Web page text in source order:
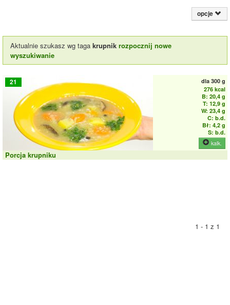
opcje
Aktualnie szukasz wg taga krupnik rozpocznij nowe
wyszukiwanie
21 dla 300 g
276 kcal
B: 20,4 g
T: 12,9 g
W: 23,4 g
C: b.d.
Bł: 4,2 g
S: b.d.
kalk.
Porcja krupniku
1 - 1 z 1